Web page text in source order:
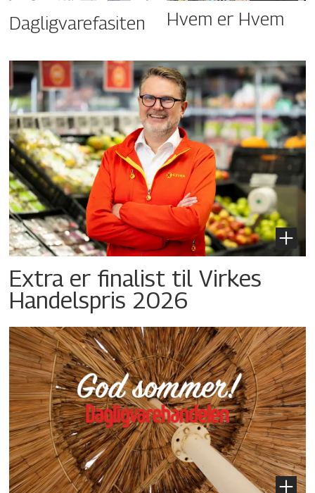
Dagligvarefasiten Hvem er Hvem
Extra er finalist til Virkes
Handelspris 2026